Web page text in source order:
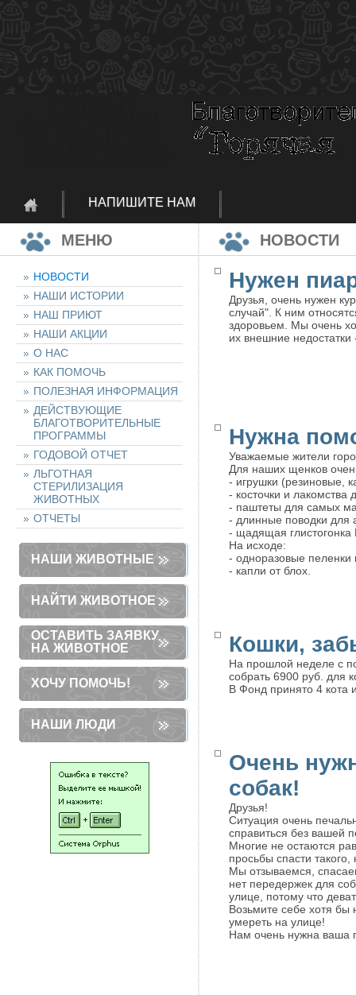
НАПИШИТЕ НАМ
МЕНЮ
НОВОСТИ
НАШИ ИСТОРИИ
НАШ ПРИЮТ
НАШИ АКЦИИ
О НАС
КАК ПОМОЧЬ
ПОЛЕЗНАЯ ИНФОРМАЦИЯ
ДЕЙСТВУЮЩИЕ
БЛАГОТВОРИТЕЛЬНЫЕ
ПРОГРАММЫ
ГОДОВОЙ ОТЧЕТ
ЛЬГОТНАЯ
СТЕРИЛИЗАЦИЯ
ЖИВОТНЫХ
ОТЧЕТЫ
НАШИ ЖИВОТНЫЕ
НАЙТИ ЖИВОТНОЕ
ОСТАВИТЬ ЗАЯВКУ
НА ЖИВОТНОЕ
ХОЧУ ПОМОЧЬ!
НАШИ ЛЮДИ
НОВОСТИ
Нужен
Друзья, очень нужен
случай". К ним
здоровьем. Мы очень
их внешние
Нужна
Уважаемые жители
Для наших щенков
- игрушки (резиновые,
- косточки и лакомства
- паштеты для самых
- длинные поводки для
- щадящая
На исходе:
- одноразовые пеленки
- капли от блох.
Кошки,
На прошлой неделе с
собрать 6900 руб. для
В Фонд принято 4 кота
Очень
собак!
Друзья!
Ситуация очень
справиться без вашей
Многие не остаются
просьбы спасти
Мы отзываемся,
нет передержек для
улице, потому что
Возьмите себе хотя
умереть на улице!
Нам очень нужна ваша